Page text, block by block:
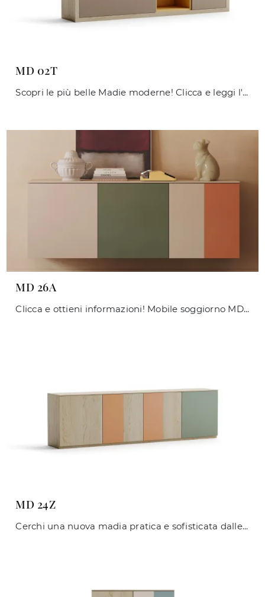
MD 02T
Scopri le più belle Madie moderne! Clicca e leggi l'articolo: madia MD 02T in laccato opaco, soluzione funzionale ed esteticamente gradevole.
MD 26A
Clicca e ottieni informazioni! Mobile soggiorno MD 26A di Giessegi in laccato opaco: ti sta aspettando per completare le tue stanze moderne.
MD 24Z
Cerchi una nuova madia pratica e sofisticata dalle linee moderne? Ti offriamo il modello MD 24Z di Giessegi, realizzato in melaminico.